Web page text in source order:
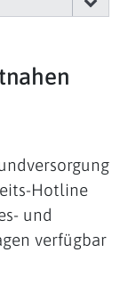
Hotline
und
verfügbar